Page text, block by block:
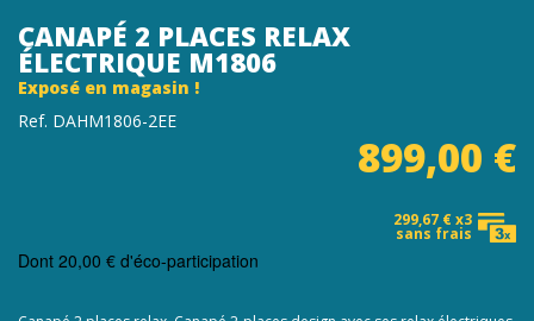
CANAPÉ 2 PLACES RELAX
ÉLECTRIQUE M1806
Exposé en magasin !
Ref. DAHM1806-2EE
899,00 €
299,67 € x3
sans frais
Dont 20,00 € d'éco-participation